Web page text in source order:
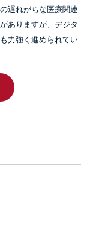
遅れがちな医療関連
ありますが、デジタ
力強く進められてい